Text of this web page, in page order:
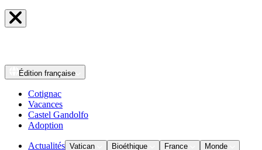
Édition française
Cotignac
Vacances
Castel Gandolfo
Adoption
Actualités Vatican Bioéthique France
Monde